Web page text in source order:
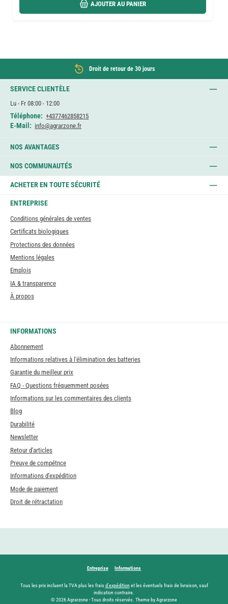
AJOUTER AU PANIER
Droit de retour de 30 jours
SERVICE CLIENTÈLE
Lu - Fr 08:00 - 12:00
Téléphone: +4377462858215
E-Mail: info@agrarzone.fr
NOS AVANTAGES
NOS COMMUNAUTÉS
ACHETER EN TOUTE SÉCURITÉ
ENTREPRISE
Conditions générales de ventes
Certificats biologiques
Protections des données
Mentions légales
Emplois
IA & transparence
À propos
INFORMATIONS
Abonnement
Informations relatives à l'élimination des batteries
Garantie du meilleur prix
FAQ - Questions fréquemment posées
Informations sur les commentaires des clients
Blog
Durabilité
Newsletter
Retour d'articles
Preuve de compétnce
Informations d'expédition
Mode de paiement
Droit de rétractation
Entreprise Informations
Tous les prix incluent la TVA plus les frais d'expéditionet les éventuels frais de livraison, sauf
indication contraire.
© 2026 Agrarzone - Tous droits réservés. Theme by Agrarzone